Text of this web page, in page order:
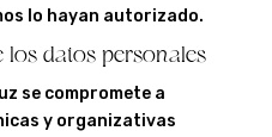
lo hayan autorizado.
los datos personales
se compromete a
y organizativas